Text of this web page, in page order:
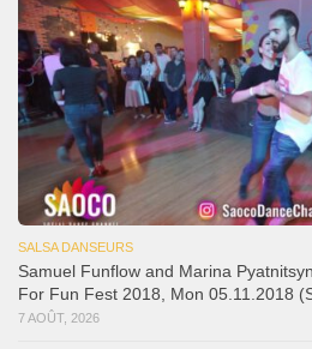
SALSA DANSEURS
Samuel Funflow and Marina
For Fun Fest 2018, Mon 05.11.2018
7 AOÛT, 2026